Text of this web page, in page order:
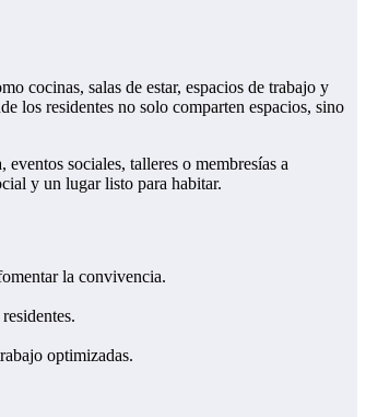
cocinas, salas de estar, espacios de trabajo y
los residentes no solo comparten espacios, sino
sociales, talleres o membresías a
y un lugar listo para habitar.
la convivencia.
optimizadas.